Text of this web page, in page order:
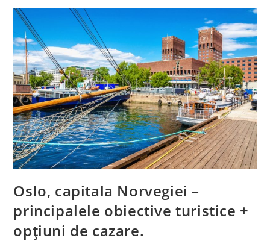
(zbor+cazare
3
Nopti
Cu
Mic
Dejun)
Oslo, capitala Norvegiei –
principalele obiective turistice +
opțiuni de cazare.